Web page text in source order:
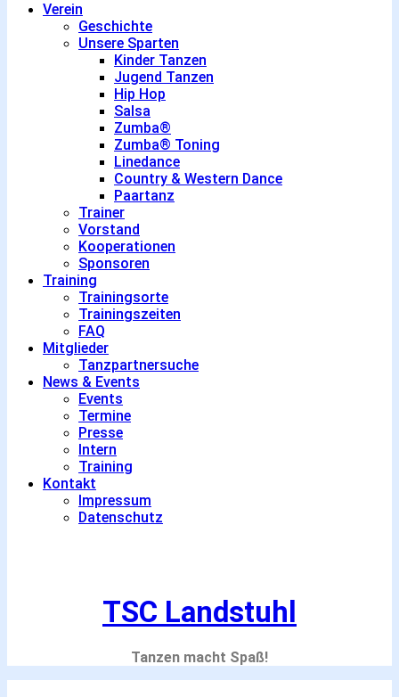
Verein
Geschichte
Unsere Sparten
Kinder Tanzen
Jugend Tanzen
Hip Hop
Salsa
Zumba®
Zumba® Toning
Linedance
Country & Western Dance
Paartanz
Trainer
Vorstand
Kooperationen
Sponsoren
Training
Trainingsorte
Trainingszeiten
FAQ
Mitglieder
Tanzpartnersuche
News & Events
Events
Termine
Presse
Intern
Training
Kontakt
Impressum
Datenschutz
TSC Landstuhl
Tanzen macht Spaß!